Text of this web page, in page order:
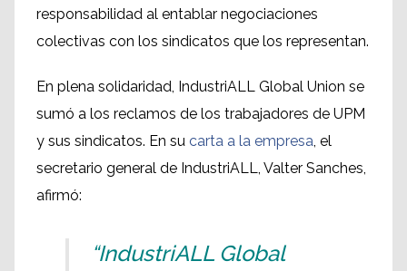
responsabilidad al entablar negociaciones
colectivas con los sindicatos que los representan.
En plena solidaridad, IndustriALL Global Union se
sumó a los reclamos de los trabajadores de UPM
y sus sindicatos. En su carta a la empresa, el
secretario general de IndustriALL, Valter Sanches,
afirmó:
“IndustriALL Global